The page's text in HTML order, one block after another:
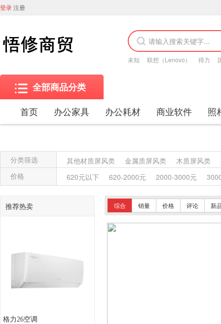
登录注册
未知 联想（Lenovo） 得力
全部商品分类
首页
办公家具 办公耗材 商业软件 照
分类筛选 其他材质屏风类 金属质屏风类 木质屏风类
金属质柜类
保险柜 木质柜类
其他沙发类
竹制、藤制等类似材料沙发类
木骨架沙发类
竹制、藤制等材料椅凳类
木骨架
塑料台、桌类 木制台、桌类
视频会议控制台
价格 620元以下 620-2000元 2000-3000元
推荐热卖
格力26空调
综合 销量 价格 评论 新